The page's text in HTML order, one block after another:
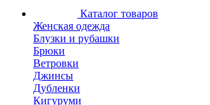
Каталог товаров
Женская одежда
Блузки и рубашки
Брюки
Ветровки
Джинсы
Дубленки
Кигуруми